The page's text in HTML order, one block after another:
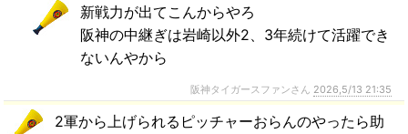
新戦力が出てこんからやろ
阪神の中継ぎは岩崎以外2、3年続けて活躍でき
ないんやから
阪神タイガースファンさん 2026,5/13 21:35
2軍から上げられるピッチャーおらんのやったら助